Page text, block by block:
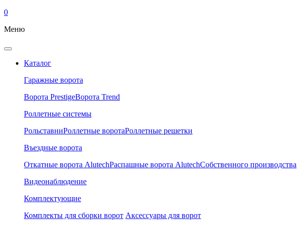
0
Меню
Каталог
Гаражные ворота
Ворота PrestigeВорота Trend
Роллетные системы
РольставниРоллетные воротаРоллетные решетки
Въездные ворота
Откатные ворота AlutechРаспашные ворота AlutechСобственного производства
Видеонаблюдение
Комплектующие
Комплекты для сборки ворот Аксессуары для ворот